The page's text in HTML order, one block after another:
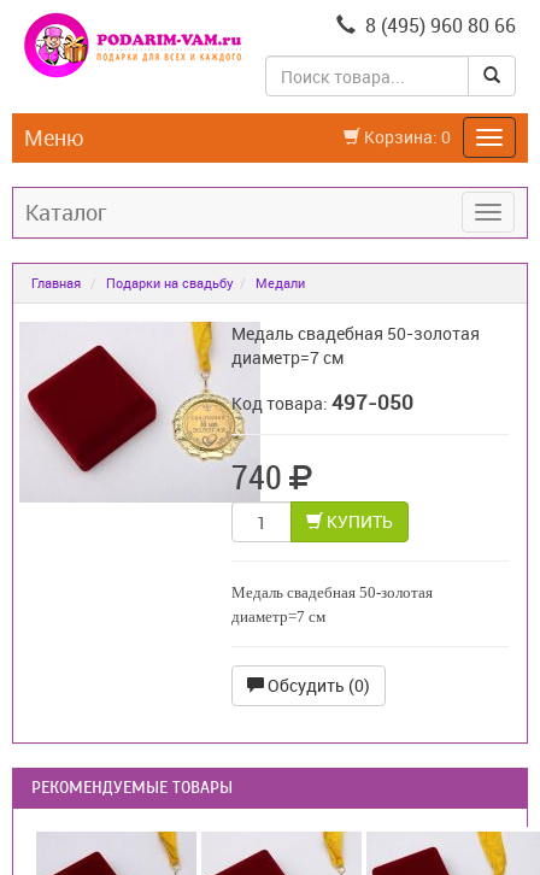
8 (495) 960 80 66
Корзина: 0
Меню
Каталог
Главная Подарки на свадьбу Медали
Медаль свадебная 50-золотая
диаметр=7 см
Код товара:497-050
740
КУПИТЬ
Медаль свадебная 50-золотая
диаметр=7 см
Обсудить (0)
РЕКОМЕНДУЕМЫЕ ТОВАРЫ